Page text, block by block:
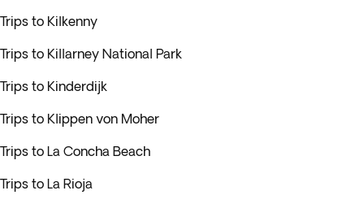
Trips to Kilkenny
Trips to Killarney National Park
Trips to Kinderdijk
Trips to Klippen von Moher
Trips to La Concha Beach
Trips to La Rioja